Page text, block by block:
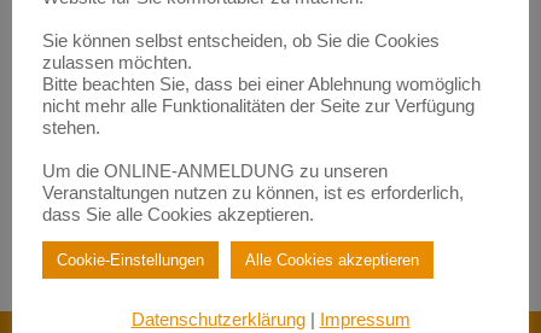
Empowerment durch Mentoring: Wie Migrantinnen gestärkt
werden | BerufsWege für Frauen e.V.
zuFemale Empowerment im Main Kinzig Kreis
Be happy – so werden Sie glücklich im Beruf!| BerufsWege für
Frauen e.V.
Be happy – so werden Sie glücklich im Beruf!| BerufsWege für
Frauen e.V.
zuFemale Empowerment im Main Kinzig Kreis
Sie können selbst entscheiden, ob Sie die Cookies
zulassen möchten.
Bitte beachten Sie, dass bei einer Ablehnung womöglich
nicht mehr alle Funktionalitäten der Seite zur Verfügung
stehen.
Um die ONLINE-ANMELDUNG zu unseren
Veranstaltungen nutzen zu können, ist es erforderlich,
dass Sie alle Cookies akzeptieren.
Cookie-Einstellungen Alle Cookies akzeptieren
Datenschutzerklärung| Impressum